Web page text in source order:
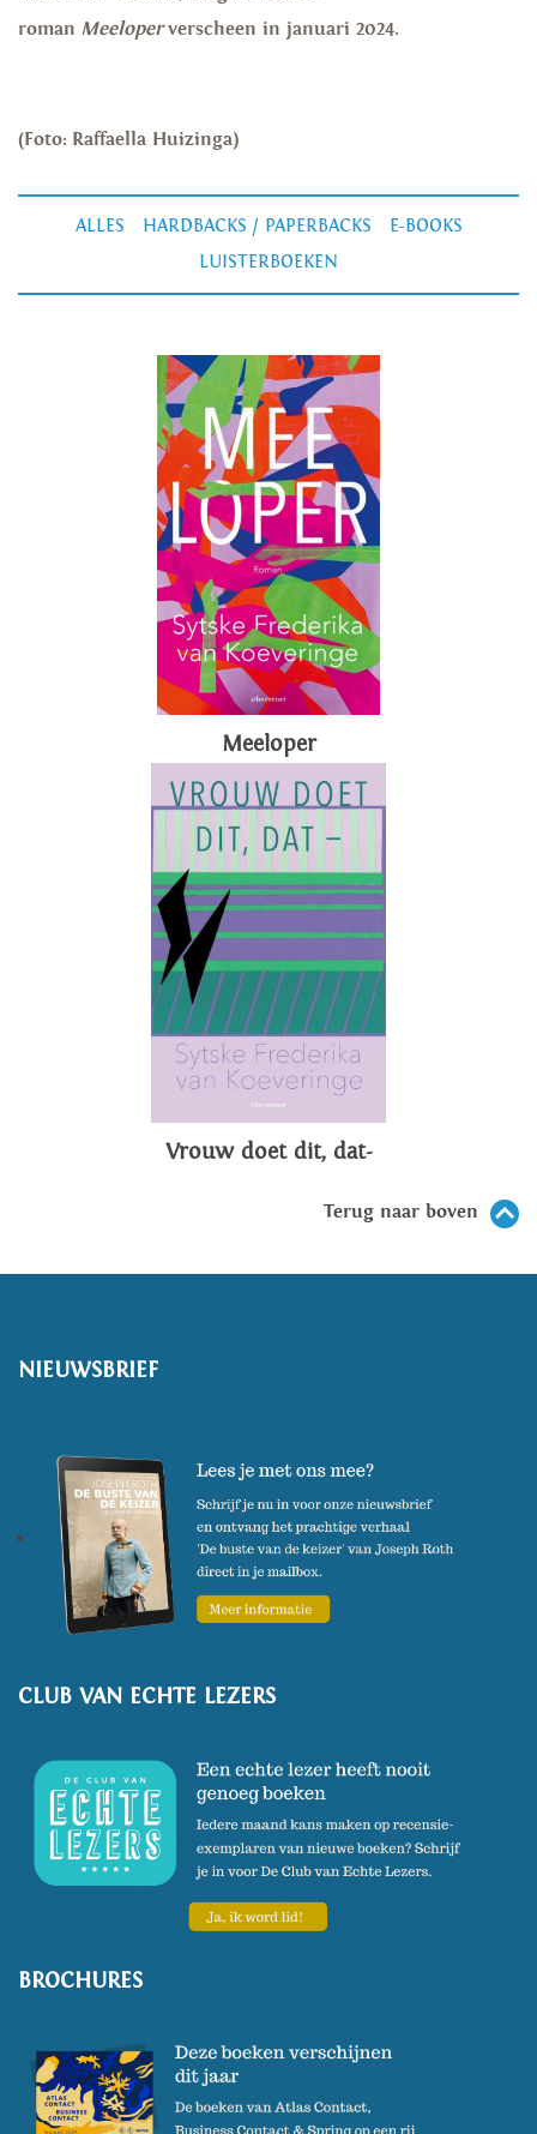
roman Meeloperverscheen in januari 2024.
(Foto: Raffaella Huizinga)
ALLES HARDBACKS / PAPERBACKS
E-BOOKS
LUISTERBOEKEN
Meeloper
Vrouw doet dit, dat-
Terug naar boven
NIEUWSBRIEF
CLUB VAN ECHTE LEZERS
BROCHURES